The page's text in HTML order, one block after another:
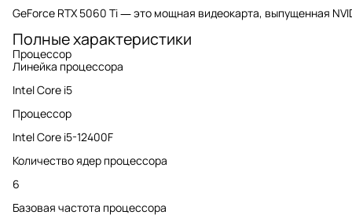
GeForce RTX 5060 Ti — это мощная видеокарта, выпущенная
Полные характеристики
Процессор
Линейка процессора
Intel Core i5
Процессор
Intel Core i5-12400F
Количество ядер процессора
6
Базовая частота процессора